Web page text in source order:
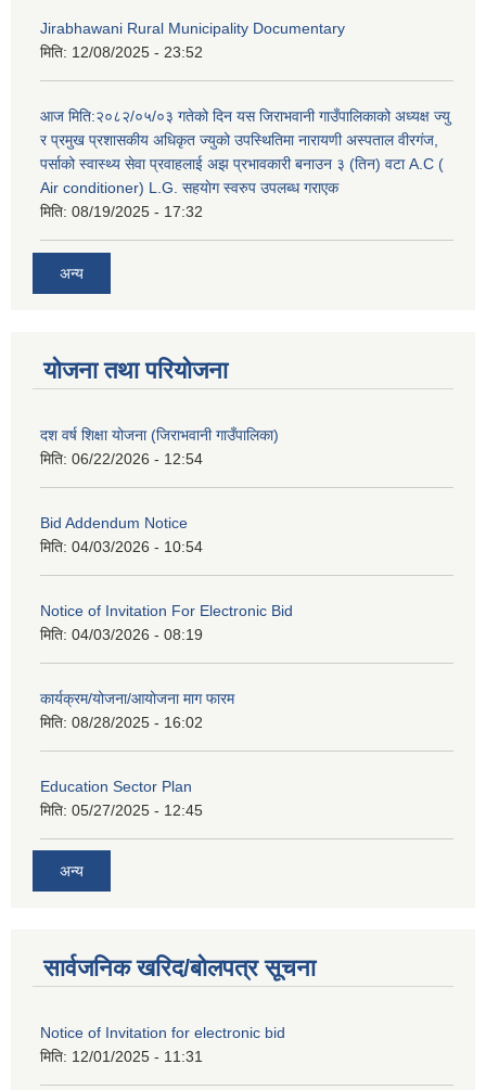
Jirabhawani Rural Municipality Documentary
मिति: 12/08/2025 - 23:52
आज मिति:२०८२/०५/०३ गतेको दिन यस जिराभवानी गाउँपालिकाको अध्यक्ष ज्यु
र प्रमुख प्रशासकीय अधिकृत ज्युको उपस्थितिमा नारायणी अस्पताल वीरगंज,
पर्साको स्वास्थ्य सेवा प्रवाहलाई अझ प्रभावकारी बनाउन ३ (तिन) वटा A.C (
Air conditioner) L.G. सहयाेग स्वरुप उपलब्ध गराएक
मिति: 08/19/2025 - 17:32
अन्य
योजना तथा परियोजना
दश वर्ष शिक्षा योजना (जिराभवानी गाउँपालिका)
मिति: 06/22/2026 - 12:54
Bid Addendum Notice
मिति: 04/03/2026 - 10:54
Notice of Invitation For Electronic Bid
मिति: 04/03/2026 - 08:19
कार्यक्रम/योजना/आयोजना माग फारम
मिति: 08/28/2025 - 16:02
Education Sector Plan
मिति: 05/27/2025 - 12:45
अन्य
सार्वजनिक खरिद/बोलपत्र सूचना
Notice of Invitation for electronic bid
मिति: 12/01/2025 - 11:31